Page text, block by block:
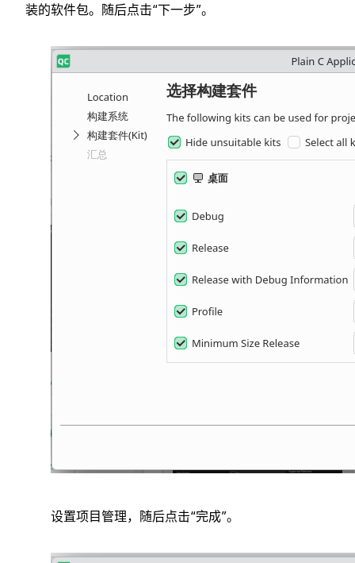
装的软件包。随后点击“下一步”。
设置项目管理，随后点击“完成”。